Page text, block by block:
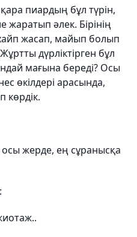
пиардың бұл түрін,
жаратып әлек. Бірінің
жасап, майып болып
дүрліктірген бұл
мағына береді? Осы
өкілдері арасында,
көрдік.
осы жерде, ең сұранысқа